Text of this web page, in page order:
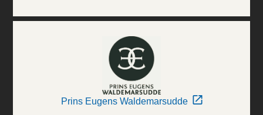
Prins Eugens Waldemarsudde